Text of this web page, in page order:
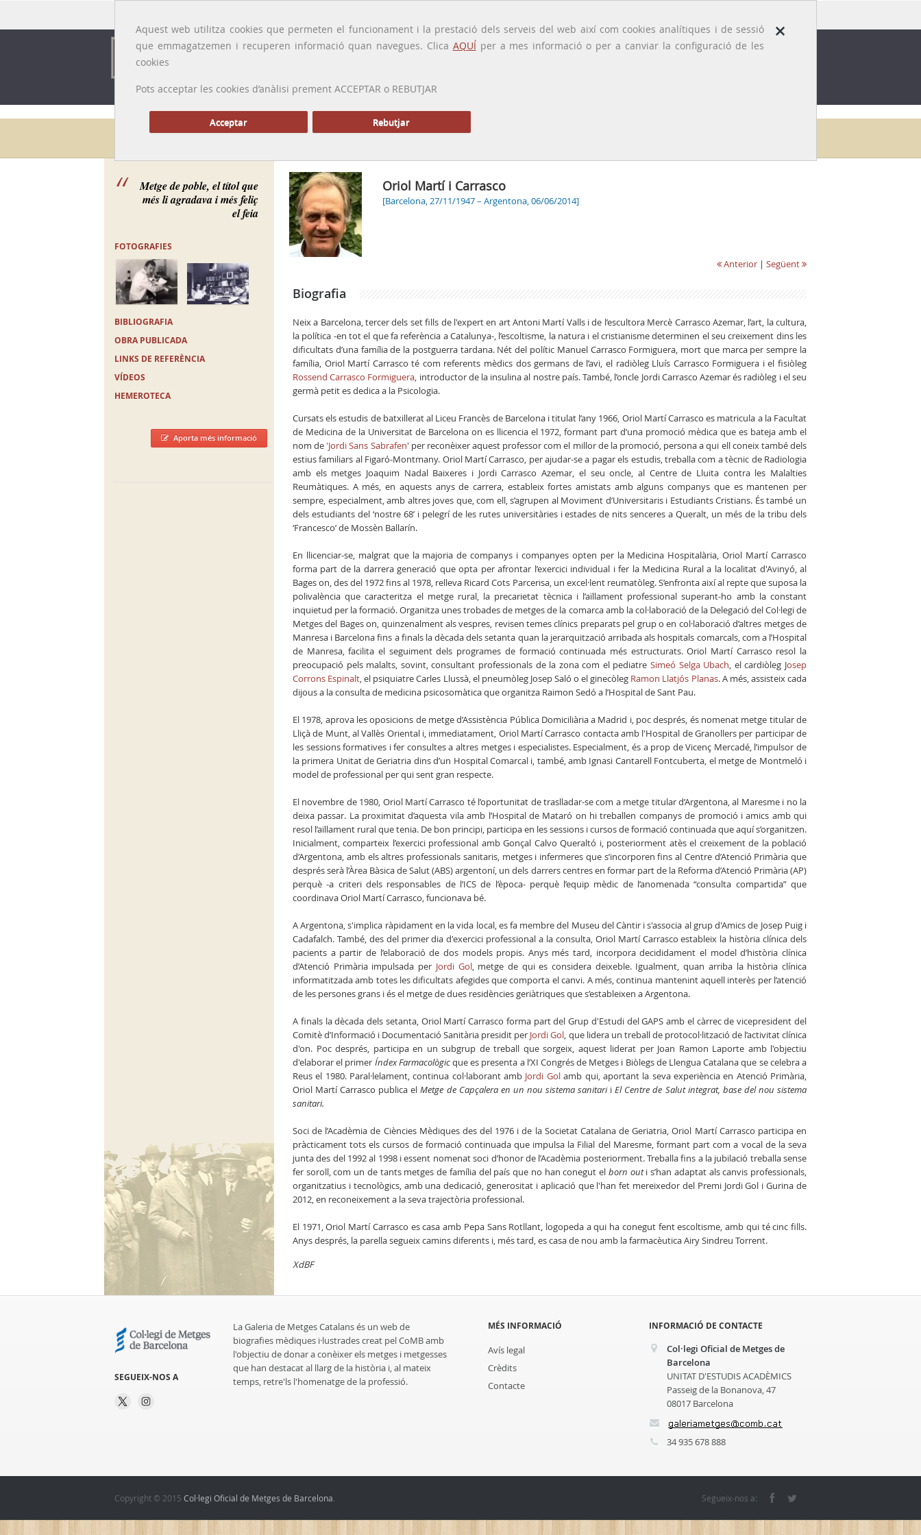
×
Aquest web utilitza cookies que permeten el funcionament i la prestació dels serveis del web així com cookies analítiques i de sessió
que emmagatzemen i recuperen informació quan navegues. Clica AQUÍper a mes informació o per a canviar la configuració de les
cookies
Pots acceptar les cookies d’anàlisi prement ACCEPTAR o REBUTJAR
Acceptar Rebutjar
PRESENTACIÓ GALERIA
Galeria de metges
Metge de poble, el títol que
més li agradava i més feliç
el feia
FOTOGRAFIES
BIBLIOGRAFIA
OBRA PUBLICADA
LINKS DE REFERÈNCIA
VÍDEOS
HEMEROTECA
Aporta més informació
Oriol Martí i Carrasco
[Barcelona, 27/11/1947 – Argentona, 06/06/2014]
Anterior | Següent
Biografia
Neix a Barcelona, tercer dels set fills de l'expert en art Antoni Martí Valls i de l’escultora Mercè Carrasco Azemar, l’art, la cultura,
la política -en tot el que fa referència a Catalunya-, l’escoltisme, la natura i el cristianisme determinen el seu creixement dins les
dificultats d’una família de la postguerra tardana. Nét del polític Manuel Carrasco Formiguera, mort que marca per sempre la
família, Oriol Martí Carrasco té com referents mèdics dos germans de l’avi, el radiòleg Lluís Carrasco Formiguera i el fisiòleg
Rossend Carrasco Formiguera, introductor de la insulina al nostre país. També, l’oncle Jordi Carrasco Azemar és radiòleg i el seu
germà petit es dedica a la Psicologia.
Cursats els estudis de batxillerat al Liceu Francès de Barcelona i titulat l’any 1966, Oriol Martí Carrasco es matricula a la Facultat
de Medicina de la Universitat de Barcelona on es llicencia el 1972, formant part d’una promoció mèdica que es bateja amb el
nom de'Jordi Sans Sabrafen' per reconèixer aquest professor com el millor de la promoció, persona a qui ell coneix també dels
estius familiars al Figaró-Montmany. Oriol Martí Carrasco, per ajudar-se a pagar els estudis, treballa com a tècnic de Radiologia
amb els metges Joaquim Nadal Baixeres i Jordi Carrasco Azemar, el seu oncle, al Centre de Lluita contra les Malalties
Reumàtiques. A més, en aquests anys de carrera, estableix fortes amistats amb alguns companys que es mantenen per
sempre, especialment, amb altres joves que, com ell, s’agrupen al Moviment d’Universitaris i Estudiants Cristians. És també un
dels estudiants del ‘nostre 68’ i pelegrí de les rutes universitàries i estades de nits senceres a Queralt, un més de la tribu dels
‘Francesco’ de Mossèn Ballarín.
En llicenciar-se, malgrat que la majoria de companys i companyes opten per la Medicina Hospitalària, Oriol Martí Carrasco
forma part de la darrera generació que opta per afrontar l’exercici individual i fer la Medicina Rural a la localitat d'Avinyó, al
Bages on, des del 1972 fins al 1978, relleva Ricard Cots Parcerisa, un excel·lent reumatòleg. S’enfronta així al repte que suposa la
polivalència que caracteritza el metge rural, la precarietat tècnica i l’aïllament professional superant-ho amb la constant
inquietud per la formació. Organitza unes trobades de metges de la comarca amb la col·laboració de la Delegació del Col·legi de
Metges del Bages on, quinzenalment als vespres, revisen temes clínics preparats pel grup o en col·laboració d’altres metges de
Manresa i Barcelona fins a finals la dècada dels setanta quan la jerarquització arribada als hospitals comarcals, com a l’Hospital
de Manresa, facilita el seguiment dels programes de formació continuada més estructurats. Oriol Martí Carrasco resol la
preocupació pels malalts, sovint, consultant professionals de la zona com el pediatreSimeó Selga Ubach, el cardiòleg Josep
Corrons Espinalt, el psiquiatre Carles Llussà, el pneumòleg Josep Saló o el ginecòleg Ramon Llatjós Planas. A més, assisteix cada
dijous a la consulta de medicina psicosomàtica que organitza Raimon Sedó a l’Hospital de Sant Pau.
El 1978, aprova les oposicions de metge d’Assistència Pública Domiciliària a Madrid i, poc després, és nomenat metge titular de
Lliçà de Munt, al Vallès Oriental i, immediatament, Oriol Martí Carrasco contacta amb l'Hospital de Granollers per participar de
les sessions formatives i fer consultes a altres metges i especialistes. Especialment, és a prop de Vicenç Mercadé, l’impulsor de
la primera Unitat de Geriatria dins d’un Hospital Comarcal i, també, amb Ignasi Cantarell Fontcuberta, el metge de Montmeló i
model de professional per qui sent gran respecte.
El novembre de 1980, Oriol Martí Carrasco té l’oportunitat de traslladar-se com a metge titular d’Argentona, al Maresme i no la
deixa passar. La proximitat d’aquesta vila amb l’Hospital de Mataró on hi treballen companys de promoció i amics amb qui
resol l’aïllament rural que tenia. De bon principi, participa en les sessions i cursos de formació continuada que aquí s’organitzen.
Inicialment, comparteix l’exercici professional amb Gonçal Calvo Queraltó i, posteriorment atès el creixement de la població
d’Argentona, amb els altres professionals sanitaris, metges i infermeres que s’incorporen fins al Centre d’Atenció Primària que
després serà l’Àrea Bàsica de Salut (ABS) argentoní, un dels darrers centres en formar part de la Reforma d’Atenció Primària (AP)
perquè -a criteri dels responsables de l’ICS de l’època- perquè l’equip mèdic de l’anomenada “consulta compartida” que
coordinava Oriol Martí Carrasco, funcionava bé.
A Argentona, s'implica ràpidament en la vida local, es fa membre del Museu del Càntir i s'associa al grup d'Amics de Josep Puig i
Cadafalch. També, des del primer dia d'exercici professional a la consulta, Oriol Martí Carrasco estableix la història clínica dels
pacients a partir de l’elaboració de dos models propis. Anys més tard, incorpora decididament el model d’història clínica
d’Atenció Primària impulsada per Jordi Gol, metge de qui es considera deixeble. Igualment, quan arriba la història clínica
informatitzada amb totes les dificultats afegides que comporta el canvi. A més, continua mantenint aquell interès per l’atenció
de les persones grans i és el metge de dues residències geriàtriques que s’estableixen a Argentona.
A finals la dècada dels setanta, Oriol Martí Carrasco forma part del Grup d'Estudi del GAPS amb el càrrec de vicepresident del
Comitè d’Informació i Documentació Sanitària presidit per Jordi Gol, que lidera un treball de protocol·lització de l’activitat clínica
d'on. Poc després, participa en un subgrup de treball que sorgeix, aquest liderat per Joan Ramon Laporte amb l'objectiu
d'elaborar el primer Índex Farmacològicque es presenta a l’XI Congrés de Metges i Biòlegs de Llengua Catalana que se celebra a
Reus el 1980. Paral·lelament, continua col·laborant amb Jordi Golamb qui, aportant la seva experiència en Atenció Primària,
Oriol Martí Carrasco publica elMetge de Capçalera en un nou sistema sanitari i El Centre de Salut integrat, base del nou sistema
sanitari.
Soci de l’Acadèmia de Ciències Mèdiques des del 1976 i de la Societat Catalana de Geriatria, Oriol Martí Carrasco participa en
pràcticament tots els cursos de formació continuada que impulsa la Filial del Maresme, formant part com a vocal de la seva
junta des del 1992 al 1998 i essent nomenat soci d’honor de l’Acadèmia posteriorment. Treballa fins a la jubilació treballa sense
fer soroll, com un de tants metges de família del país que no han conegut el born outi s’han adaptat als canvis professionals,
organitzatius i tecnològics, amb una dedicació, generositat i aplicació que l'han fet mereixedor del Premi Jordi Gol i Gurina de
2012, en reconeixement a la seva trajectòria professional.
El 1971, Oriol Martí Carrasco es casa amb Pepa Sans Rotllant, logopeda a qui ha conegut fent escoltisme, amb qui té cinc fills.
Anys després, la parella segueix camins diferents i, més tard, es casa de nou amb la farmacèutica Airy Sindreu Torrent.
XdBF
SEGUEIX-NOS A
La Galeria de Metges Catalans és un web de
biografies mèdiques i·lustrades creat pel CoMB amb
l'objectiu de donar a conèixer els metges i metgesses
que han destacat al llarg de la història i, al mateix
temps, retre'ls l'homenatge de la professió.
MÉS INFORMACIÓ
Avís legal
Crèdits
Contacte
INFORMACIÓ DE CONTACTE
Col·legi Oficial de Metges de
Barcelona
UNITAT D'ESTUDIS ACADÈMICS
Passeig de la Bonanova, 47
08017 Barcelona
34 935 678 888
Copyright © 2015 Col·legi Oficial de Metges de Barcelona. Segueix-nos a: